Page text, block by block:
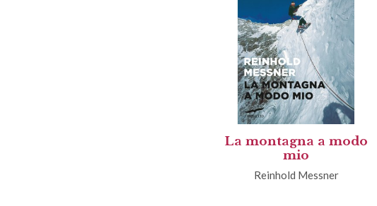
La montagna a modo
mio
Reinhold Messner